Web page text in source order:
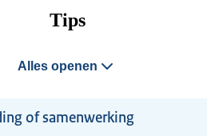
Tips
Alles openen
of samenwerking